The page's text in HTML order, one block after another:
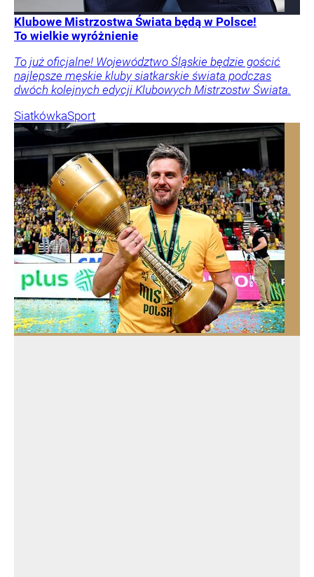
Klubowe Mistrzostwa Świata będą w Polsce!
To wielkie wyróżnienie
To już oficjalne! Województwo Śląskie będzie gościć
najlepsze męskie kluby siatkarskie świata podczas
dwóch kolejnych edycji Klubowych Mistrzostw Świata.
SiatkówkaSport